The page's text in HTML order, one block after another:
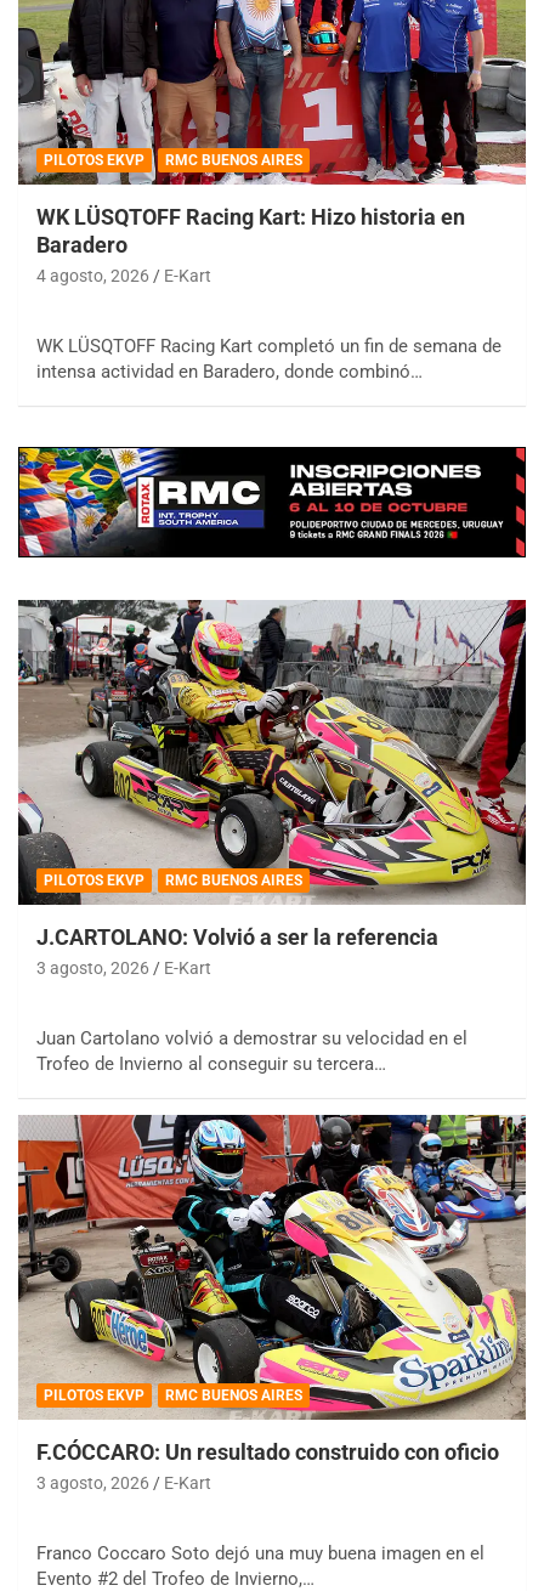
PILOTOS EKVP RMC BUENOS AIRES
WK LÜSQTOFF Racing Kart: Hizo historia en
Baradero
4 agosto, 2026 E-Kart
WK LÜSQTOFF Racing Kart completó un fin de semana de
intensa actividad en Baradero, donde combinó…
PILOTOS EKVP RMC BUENOS AIRES
J.CARTOLANO: Volvió a ser la referencia
3 agosto, 2026 E-Kart
Juan Cartolano volvió a demostrar su velocidad en el
Trofeo de Invierno al conseguir su tercera…
PILOTOS EKVP RMC BUENOS AIRES
F.CÓCCARO: Un resultado construido con oficio
3 agosto, 2026 E-Kart
Franco Coccaro Soto dejó una muy buena imagen en el
Evento #2 del Trofeo de Invierno,…